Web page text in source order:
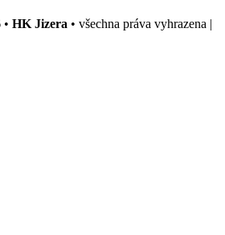
HK Jizera • všechna práva vyhrazena |